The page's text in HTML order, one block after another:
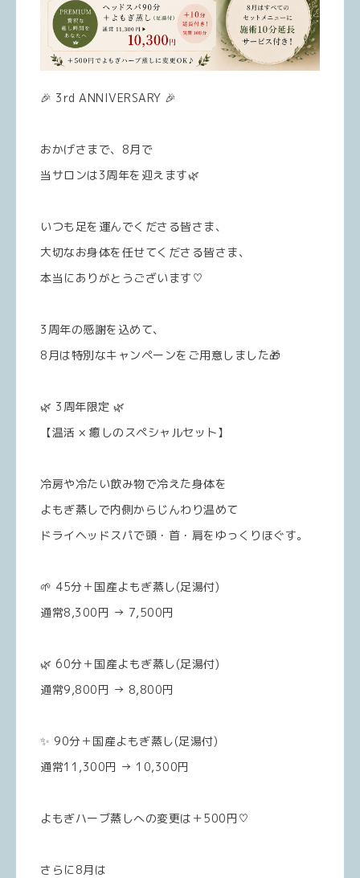
🎉 3rd ANNIVERSARY 🎉
おかげさまで、8月で
当サロンは3周年を迎えます🌿
いつも足を運んでくださる皆さま、
大切なお身体を任せてくださる皆さま、
本当にありがとうございます♡
3周年の感謝を込めて、
8月は特別なキャンペーンをご用意しました🎁
🌿 3周年限定 🌿
【温活 × 癒しのスペシャルセット】
冷房や冷たい飲み物で冷えた身体を
よもぎ蒸しで内側からじんわり温めて
ドライヘッドスパで頭・首・肩をゆっくりほぐす。
🌱 45分＋国産よもぎ蒸し(足湯付)
通常8,300円 → 7,500円
🌿 60分＋国産よもぎ蒸し(足湯付)
通常9,800円 → 8,800円
✨ 90分＋国産よもぎ蒸し(足湯付)
通常11,300円 → 10,300円
よもぎハーブ蒸しへの変更は＋500円♡
さらに8月は